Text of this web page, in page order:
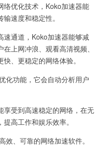
优化技术，Koko加速器能
速度和稳定性。
通道，Koko加速器能够减
上网冲浪、观看高清视频、
、更稳定的网络体验。
功能，它会自动分析用户
受到高速稳定的网络，在无
高工作和娱乐效率。
、可靠的网络加速软件。